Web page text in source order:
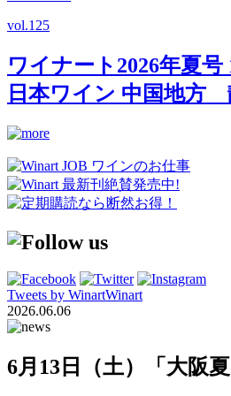
vol.125
ワイナート2026年夏号
日本ワイン 中国地方
Tweets by WinartWinart
2026.06.06
6月13日（土）「大阪